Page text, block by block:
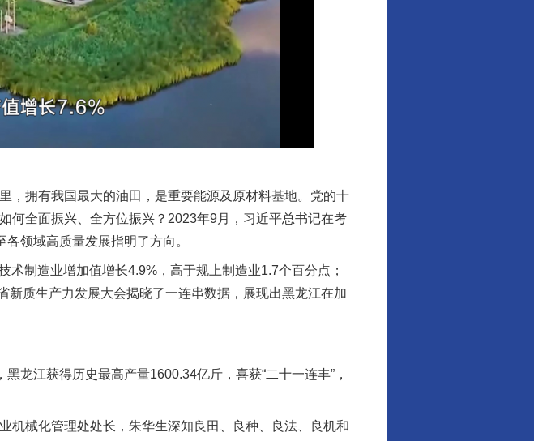
拥有我国最大的油田，是重要能源及原材料基地。党的十
何全面振兴、全方位振兴？2023年9月，习近平总书记在考
领域高质量发展指明了方向。
制造业增加值增长4.9%，高于规上制造业1.7个百分点；
质生产力发展大会揭晓了一连串数据，展现出黑龙江在加
江获得历史最高产量1600.34亿斤，喜获“二十一连丰”，
械化管理处处长，朱华生深知良田、良种、良法、良机和